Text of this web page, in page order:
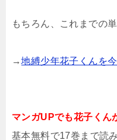
もちろん、これまでの
→地縛少年花子くんを
マンガUPでも花子くん
基本無料で17巻まで読